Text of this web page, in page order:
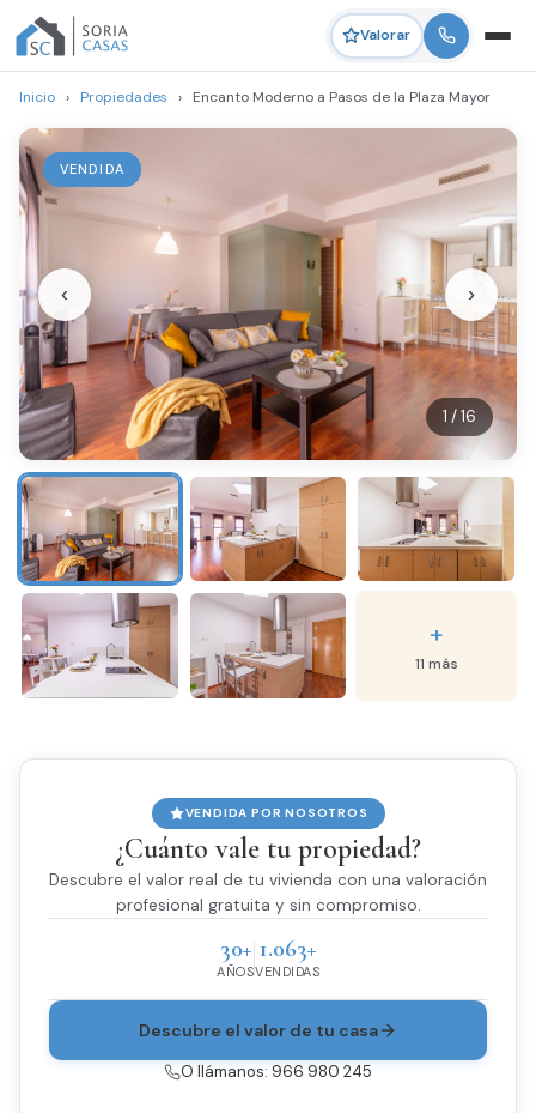
Valorar
Inicio › Propiedades › Encanto Moderno a Pasos de la Plaza Mayor
VENDIDA
1 / 16
‹ ›
+
11 más
VENDIDA POR NOSOTROS
¿Cuánto vale tu propiedad?
Descubre el valor real de tu vivienda con una valoración
profesional gratuita y sin compromiso.
30+
AÑOS
1.063+
VENDIDAS
Descubre el valor de tu casa
O llámanos: 966 980 245